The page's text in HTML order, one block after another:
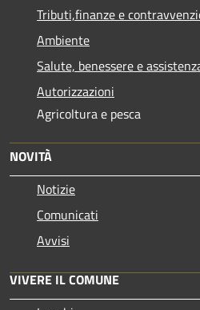
Tributi,finanze e
Ambiente
Salute, benessere e
Autorizzazioni
Agricoltura e pesca
NOVITÀ
Notizie
Comunicati
Avvisi
VIVERE IL COMUNE